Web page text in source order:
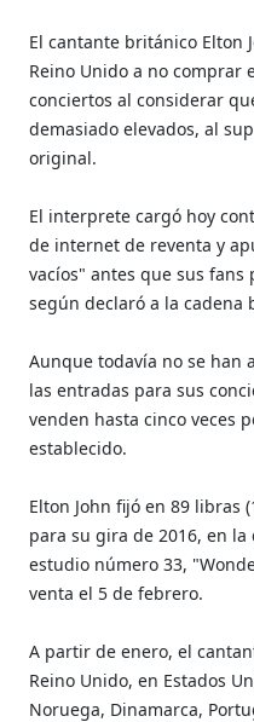
El cantante británico Elton
Reino Unido a no comprar
conciertos al considerar
demasiado elevados, al
original.
El interprete cargó hoy
de internet de reventa y
vacíos" antes que sus fans
según declaró a la cadena
Aunque todavía no se han
las entradas para sus
venden hasta cinco veces
establecido.
Elton John fijó en 89 libras
para su gira de 2016, en
estudio número 33,
venta el 5 de febrero.
A partir de enero, el
Reino Unido, en Estados
Noruega, Dinamarca,